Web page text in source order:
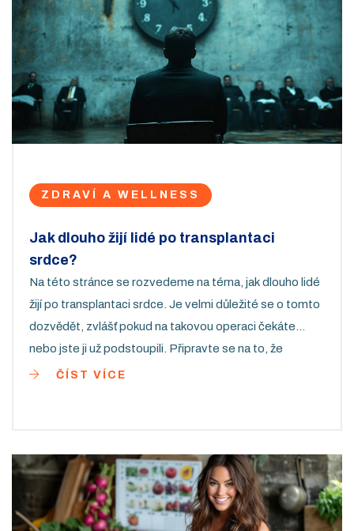
ZDRAVÍ A WELLNESS
Jak dlouho žijí lidé po transplantaci
srdce?
Na této stránce se rozvedeme na téma, jak dlouho lidé
žijí po transplantaci srdce. Je velmi důležité se o tomto
dozvědět, zvlášť pokud na takovou operaci čekáte
nebo jste ji už podstoupili. Připravte se na to, že
slyšíme pravdu o stoprocentním přežití, ale také se
Sdílet tyto informace je můj způsob, jak vám pomoci
získat lepší porozumění o této důležité zdravotní
problematice.
ČÍST VÍCE